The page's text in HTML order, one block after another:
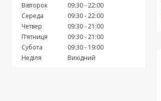
Вівторок
09:30 22:00
Середа
09:30 22:00
Четвер
09:30 21:00
Пʼятниця
09:30 21:00
Субота
09:30
19:00
Неділя
Вихідний